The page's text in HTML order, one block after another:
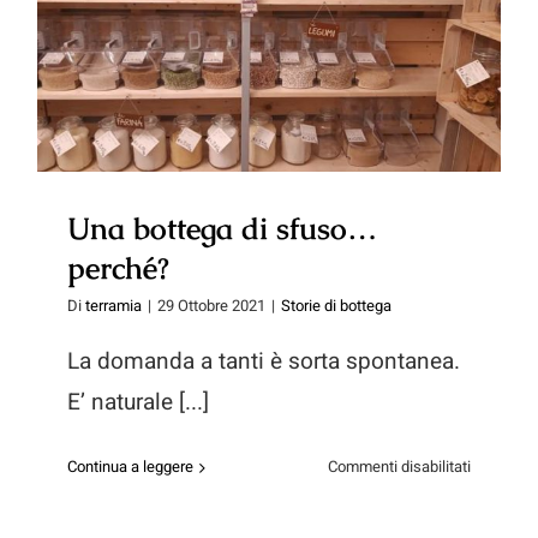
dimostro.
Una bottega di sfuso…perché?
Una bottega di sfuso…
perché?
Diterramia | 29 Ottobre 2021 | Storie di bottega
La domanda a tanti è sorta spontanea.
E’ naturale [...]
Continua a leggere Commenti disabilitatisu